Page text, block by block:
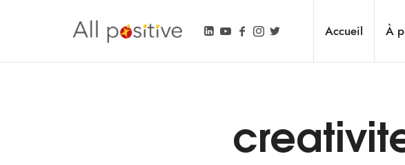
All Positive Accueil À